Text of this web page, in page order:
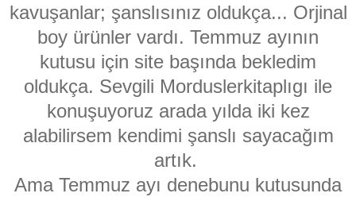
kavuşanlar; şanslısınız oldukça... Orjinal
boy ürünler vardı. Temmuz ayının
kutusu için site başında bekledim
oldukça. Sevgili Morduslerkitaplıgı ile
konuşuyoruz arada yılda iki kez
alabilirsem kendimi şanslı sayacağım
artık.
Ama Temmuz ayı denebunu kutusunda